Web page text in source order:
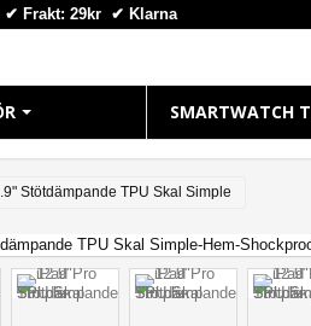
Frakt: 29kr ✔ Klarna
iPhone 16 Pro Max
iPhone 16 Pro
SMARTWATCH
Apple Watch
Apple Watch
Stötdämpande TPU Skal Simple